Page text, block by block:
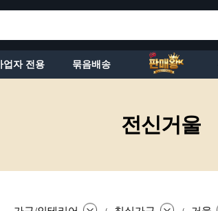
업자 전용 묶음배송
전신거울